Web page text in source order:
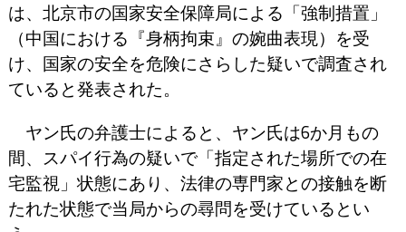
は、北京市の国家安全保障局による「強制措置」
（中国における『身柄拘束』の婉曲表現）を受
け、国家の安全を危険にさらした疑いで調査され
ていると発表された。
ヤン氏の弁護士によると、ヤン氏は6か月もの
間、スパイ行為の疑いで「指定された場所での在
宅監視」状態にあり、法律の専門家との接触を断
たれた状態で当局からの尋問を受けているとい